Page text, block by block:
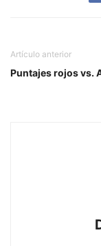
Artículo anterior
Puntajes rojos vs.